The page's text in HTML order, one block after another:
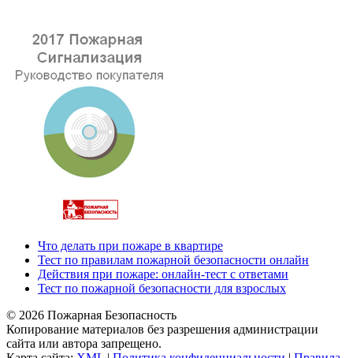
Что делать при пожаре в квартире
Тест по правилам пожарной безопасности онлайн
Действия при пожаре: онлайн-тест с ответами
Тест по пожарной безопасности для взрослых
© 2026 Пожарная Безопасность
Копирование материалов без разрешения администрации
сайта или автора запрещено.